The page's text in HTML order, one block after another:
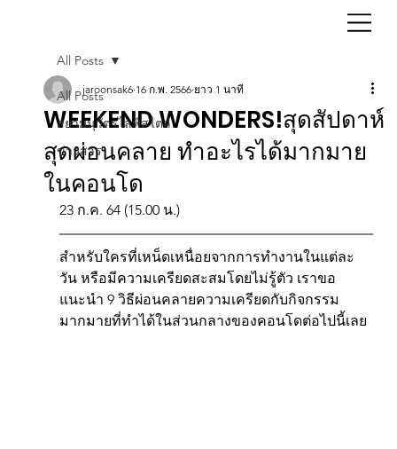
All Posts
สยามนุวัตรไลฟ์สไตล์
ข่าวสาร
All Posts
WEEKEND WONDERS!สุดสัปดาห์
สุดผ่อนคลาย ทำอะไรได้มากมาย
ในคอนโด
jaroonsak6 16 ก.พ. 2566 ยาว 1 นาที
23 ก.ค. 64 (15.00 น.)
สำหรับใครที่เหน็ดเหนื่อยจากการทำงานในแต่ละ
วัน หรือมีความเครียดสะสมโดยไม่รู้ตัว เราขอ
แนะนำ 9 วิธีผ่อนคลายความเครียดกับกิจกรรม
มากมายที่ทำได้ในส่วนกลางของคอนโดต่อไปนี้เลย